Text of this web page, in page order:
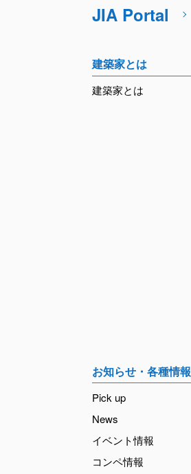
JIA Portal
建築家とは
建築家とは
お知らせ・各種情報
Pick up
News
イベント情報
コンペ情報